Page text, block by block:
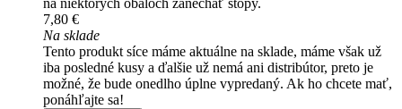
na niektorých obaloch zanechať stopy.
7,80 €
Na sklade
Tento produkt síce máme aktuálne na sklade, máme však už
iba posledné kusy a ďalšie už nemá ani distribútor, preto je
možné, že bude onedlho úplne vypredaný. Ak ho chcete mať,
ponáhľajte sa!